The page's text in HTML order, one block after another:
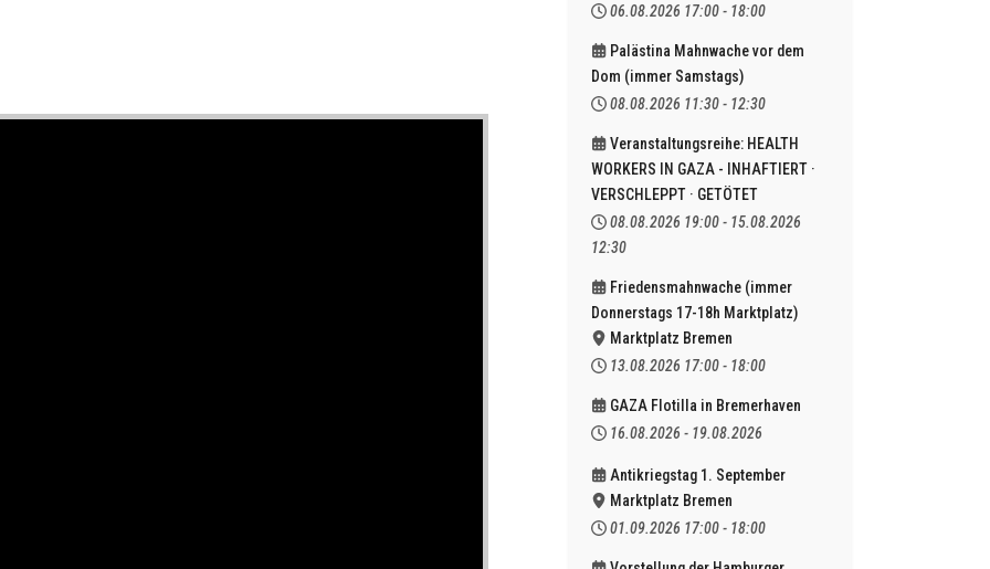
06.08.2026 17:00- 18:00
Palästina Mahnwache vor dem
Dom (immer Samstags)
08.08.2026 11:30- 12:30
Veranstaltungsreihe: HEALTH
WORKERS IN GAZA - INHAFTIERT ·
VERSCHLEPPT · GETÖTET
08.08.2026 19:00- 15.08.2026
12:30
Friedensmahnwache (immer
Donnerstags 17-18h Marktplatz)
Marktplatz Bremen
13.08.2026 17:00- 18:00
GAZA Flotilla in Bremerhaven
16.08.2026 - 19.08.2026
Antikriegstag 1. September
Marktplatz Bremen
01.09.2026 17:00- 18:00